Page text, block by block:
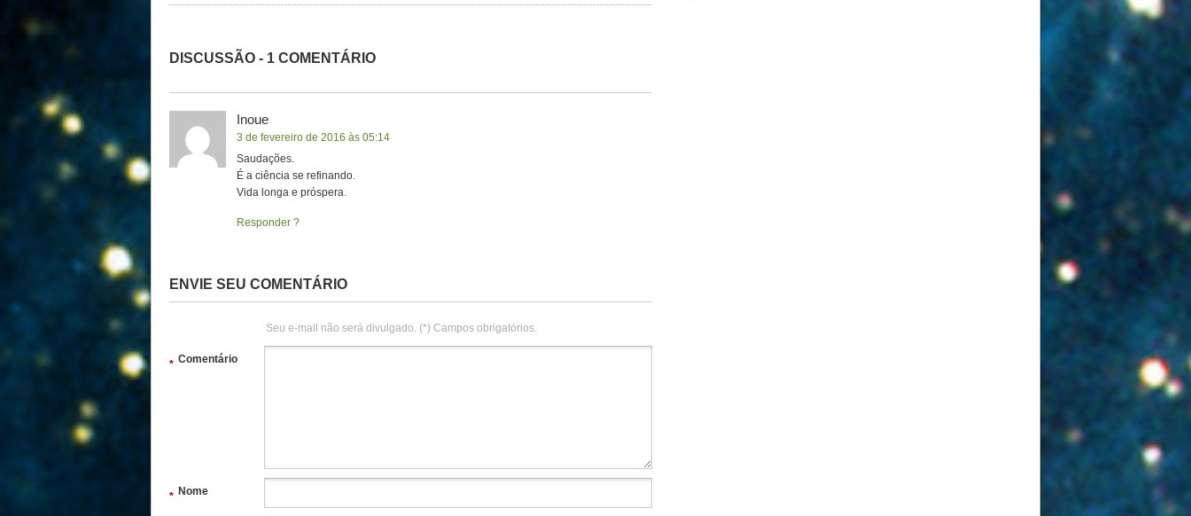
DISCUSSÃO - 1 COMENTÁRIO
Inoue
3 de fevereiro de 2016 às 05:14
Saudações.
É a ciência se refinando.
Vida longa e próspera.
Responder
ENVIE SEU COMENTÁRIO
Seu e-mail não será divulgado. (*) Campos obrigatórios.
Comentário
*
Nome
*